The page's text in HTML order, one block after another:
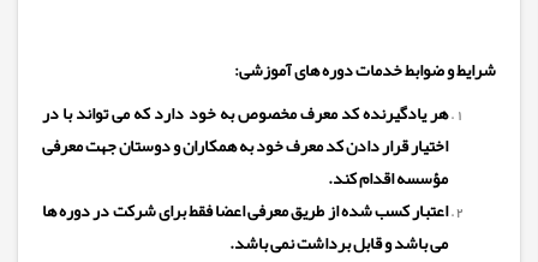
شرایط و ضوابط خدمات دوره های آموزشی:
هر یادگیرنده کد معرف مخصوص به خود دارد که می تواند با در
اختیار قرار دادن کد معرف خود به همکاران و دوستان جهت معرفی
مؤسسه اقدام کند.
اعتبار کسب شده از طریق معرفی اعضا فقط برای شرکت در دوره ها
می باشد و قابل برداشت نمی باشد.